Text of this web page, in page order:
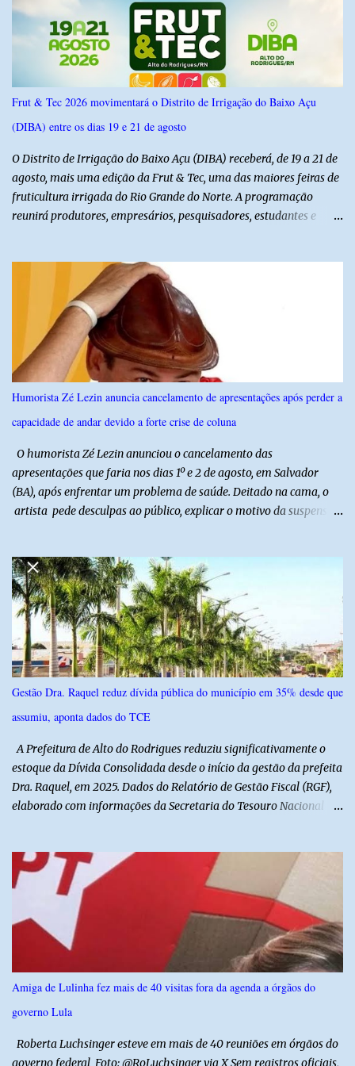
confiança de 95%. Registro no TSE: RN-09520/2026
Frut & Tec 2026 movimentará o Distrito de Irrigação do Baixo Açu
(DIBA) entre os dias 19 e 21 de agosto
O Distrito de Irrigação do Baixo Açu (DIBA) receberá, de 19 a 21 de
agosto, mais uma edição da Frut & Tec, uma das maiores feiras de
fruticultura irrigada do Rio Grande do Norte. A programação
reunirá produtores, empresários, pesquisadores, estudantes e
instituições e tecnologias voltadas ao setor. Além das atividades
técnicas, a feira contará com programação cultural. No dia 20 de
agosto, o público poderá prestigiar o show de humor com Mução,
seguido de apresentação musical de Vê Barreto. A Frut & Tec
reforça a importância do Distrito de Irrigação do Baixo Açu como
referência na fruticultura irrigada, promovendo conhecimento,
inovação e oportunidades para o desenvolvimento do agronegócio
potiguar. @associacaodiba
Humorista Zé Lezin anuncia cancelamento de apresentações após perder a
capacidade de andar devido a forte crise de coluna
O humorista Zé Lezin anunciou o cancelamento das
apresentações que faria nos dias 1º e 2 de agosto, em Salvador
(BA), após enfrentar um problema de saúde. Deitado na cama, o
artista pede desculpas ao público, explicar o motivo da suspensão
impossível viajar e subir ao palco. O comediante contou que
precisou ser levado a um hospital depois de perder a capacidade
de andar normalmente. “Eu não estou conseguindo nem me
levantar direito da cama. É um processo muito dolorido”, relatou o
humorista. Durante o atendimento médico, o humorista foi
diagnosticado com “bico de papagaio” na região da coluna. De
acordo com ele, os laudos médicos já foram encaminhados à
equipe responsável, que acompanha o tratamento. Zé Lezin
afirmou ainda que está passando por um tratamento intenso, com
revelou ...
Gestão Dra. Raquel reduz dívida pública do município em 35% desde que
assumiu, aponta dados do TCE
A Prefeitura de Alto do Rodrigues reduziu significativamente o
estoque da Dívida Consolidada desde o início da gestão da prefeita
Dra. Raquel, em 2025. Dados do Relatório de Gestão Fiscal (RGF),
elaborado com informações da Secretaria do Tesouro Nacional
2024. Ao final de 2025, esse passivo já havia caído para R$
13.239.208,81. No primeiro semestre de 2026, o valor voltou a
recuar, chegando a R$ 12.357.336,09. Na comparação entre o
encerramento da gestão anterior e o primeiro semestre de 2026, a
redução foi de R$ 6.583.599,79, equivalente a aproximadamente
34,8% do estoque da dívida. Os números também mostram que o
município conseguiu manter a trajetória de queda durante a atual
administração. Apenas no primeiro semestre de 2026, a dívida foi
reduzida em R$ 881.872,72 em relação ao saldo do exercício
Amiga de Lulinha fez mais de 40 visitas fora da agenda a órgãos do
governo Lula
Roberta Luchsinger esteve em mais de 40 reuniões em órgãos do
governo federal Foto: @RoLuchsinger via X Sem registros oficiais,